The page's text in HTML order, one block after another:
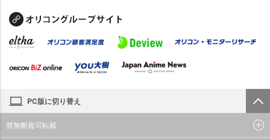
PC版に切り替え
禁無断複写転載